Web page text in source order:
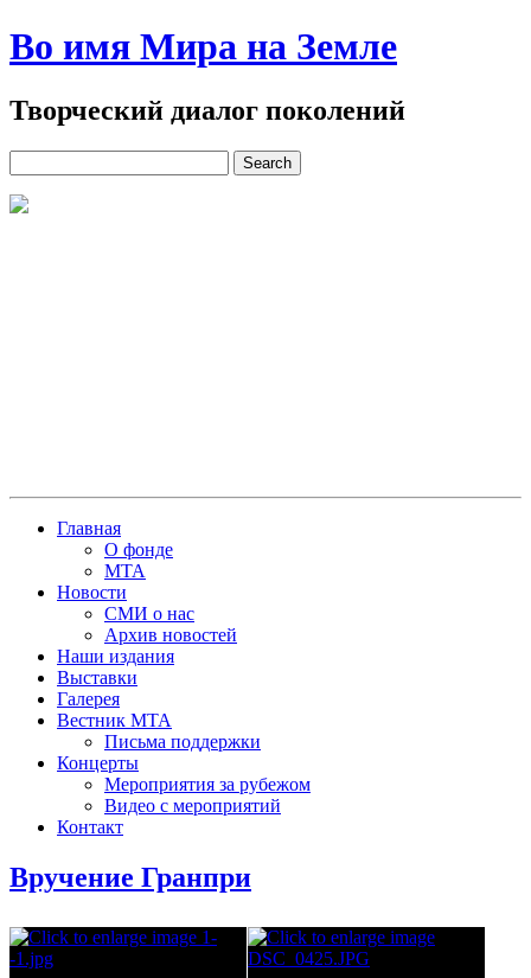
Во имя Мира на Земле
Творческий диалог поколений
Главная
О фонде
МТА
Новости
СМИ о нас
Архив новостей
Наши издания
Выставки
Галерея
Вестник МТА
Письма поддержки
Концерты
Мероприятия за рубежом
Видео с мероприятий
Контакт
Вручение Гранпри